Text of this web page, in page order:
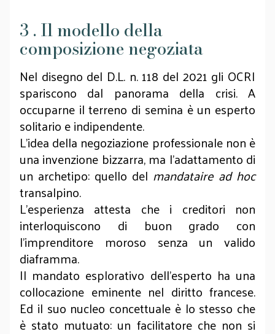
3 . Il modello della
composizione negoziata
Nel disegno del D.L. n. 118 del 2021 gli OCRI
spariscono dal panorama della crisi. A
occuparne il terreno di semina è un esperto
solitario e indipendente.
L’idea della negoziazione professionale non è
una invenzione bizzarra, ma l’adattamento di
un archetipo: quello del mandataire ad hoc
transalpino.
L'esperienza attesta che i creditori non
interloquiscono di buon grado con
l'imprenditore moroso senza un valido
diaframma.
Il mandato esplorativo dell’esperto ha una
collocazione eminente nel diritto francese.
Ed il suo nucleo concettuale è lo stesso che
è stato mutuato: un facilitatore che non si